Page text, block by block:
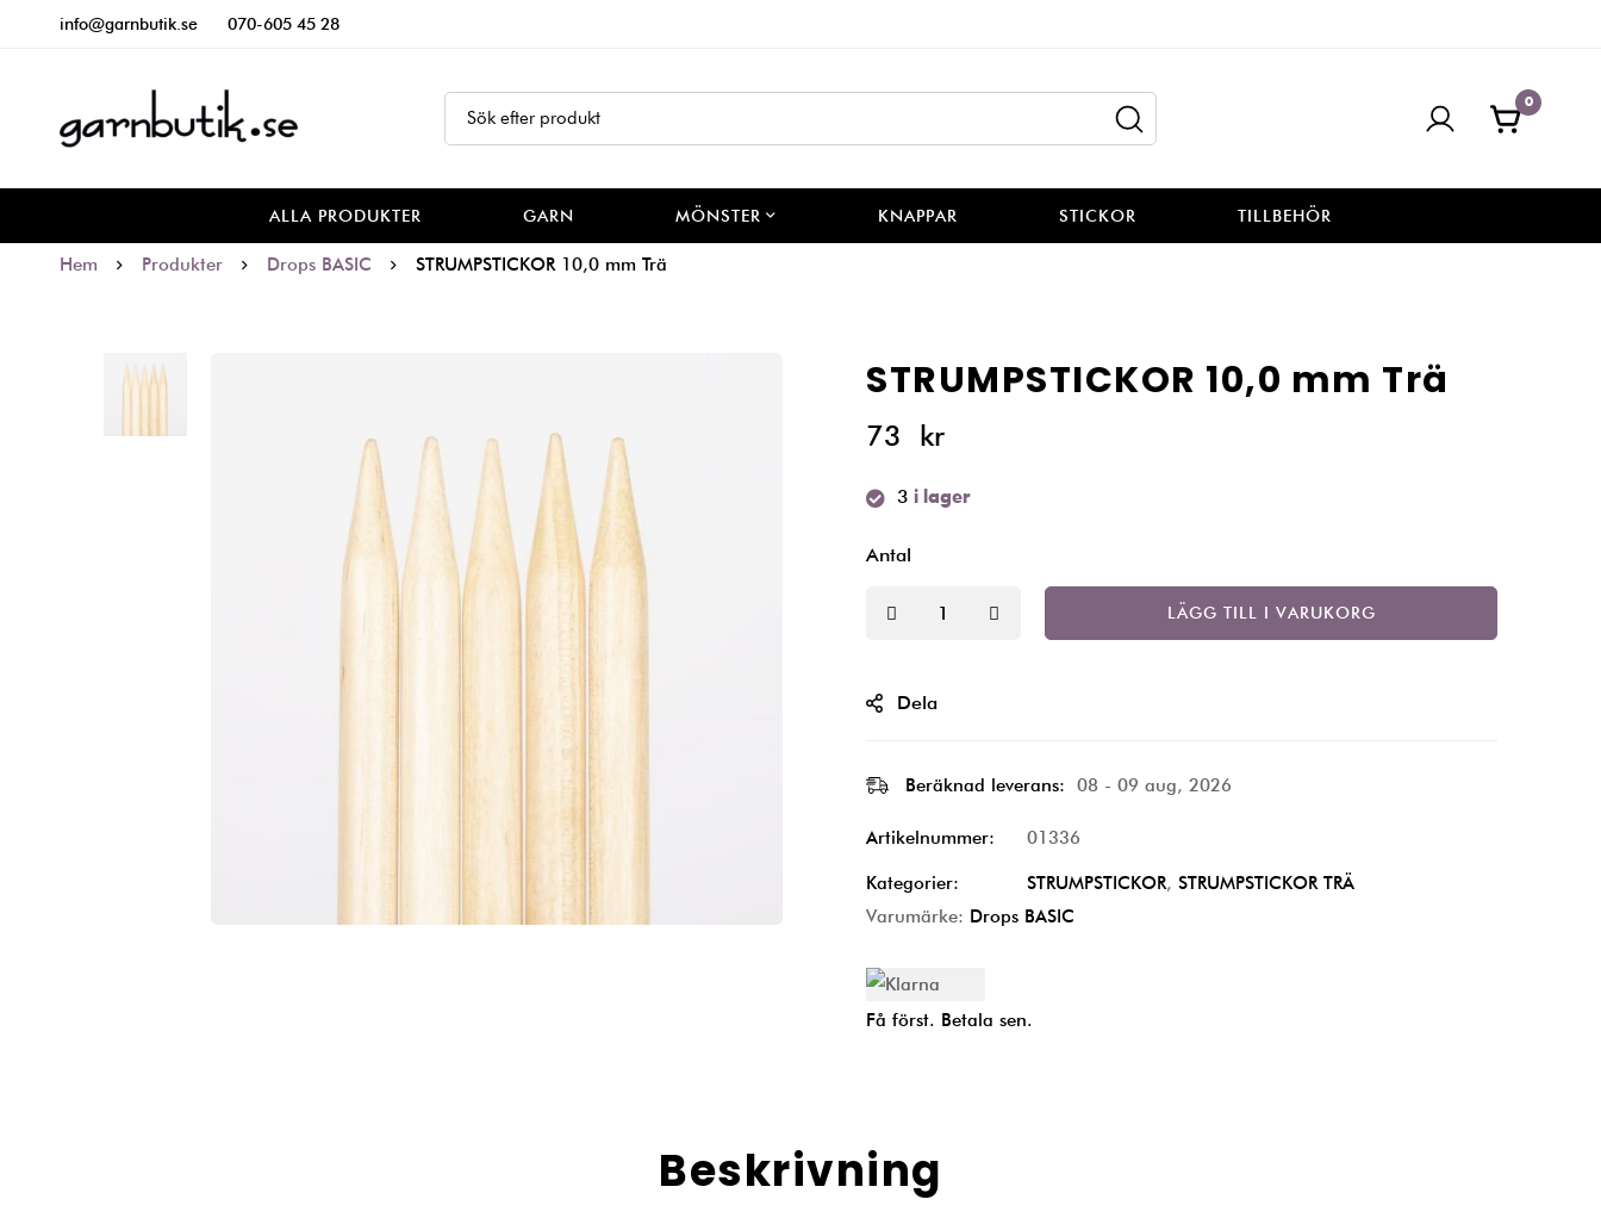
info@garnbutik.se 070-605 45 28
0
ALLA PRODUKTER GARN MÖNSTER KNAPPAR STICKOR TILLBEHÖR
Hem Produkter Drops BASIC STRUMPSTICKOR 10,0 mm Trä
STRUMPSTICKOR 10,0 mm Trä
73 kr
3 i lager
Antal
LÄGG TILL I VARUKORG
Dela
Beräknad leverans: 08 - 09 aug, 2026
Artikelnummer: 01336
Kategorier: STRUMPSTICKOR, STRUMPSTICKOR TRÄ
Varumärke: Drops BASIC
Få först. Betala sen.
Beskrivning